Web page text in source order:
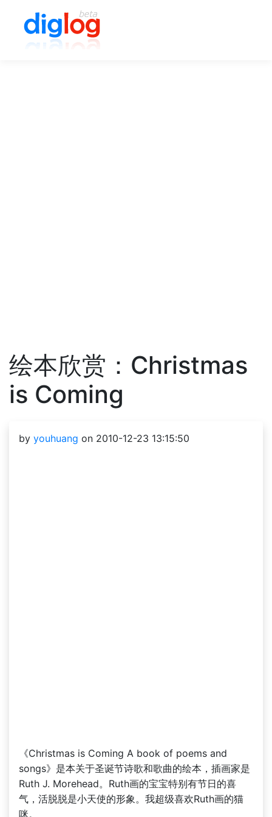
绘本欣赏：Christmas
is Coming
by youhuang on 2010-12-23 13:15:50
《Christmas is Coming A book of poems and
songs》是本关于圣诞节诗歌和歌曲的绘本，插画家是
Ruth J. Morehead。Ruth画的宝宝特别有节日的喜
气，活脱脱是小天使的形象。我超级喜欢Ruth画的猫
咪。